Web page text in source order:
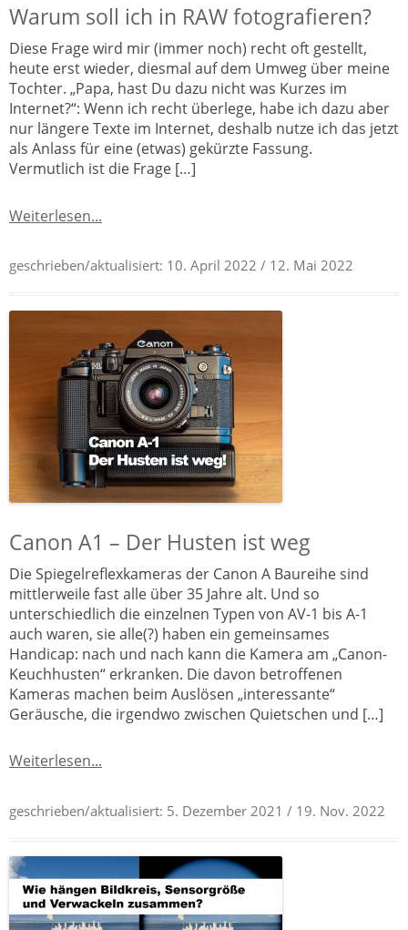
Warum soll ich in RAW fotografieren?
Diese Frage wird mir (immer noch) recht oft gestellt,
heute erst wieder, diesmal auf dem Umweg über meine
Tochter. „Papa, hast Du dazu nicht was Kurzes im
Internet?“: Wenn ich recht überlege, habe ich dazu aber
nur längere Texte im Internet, deshalb nutze ich das jetzt
als Anlass für eine (etwas) gekürzte Fassung.
Vermutlich ist die Frage […]
Weiterlesen...
geschrieben/aktualisiert: 10. April 2022 / 12. Mai 2022
Canon A1 – Der Husten ist weg
Die Spiegelreflexkameras der Canon A Baureihe sind
mittlerweile fast alle über 35 Jahre alt. Und so
unterschiedlich die einzelnen Typen von AV-1 bis A-1
auch waren, sie alle(?) haben ein gemeinsames
Handicap: nach und nach kann die Kamera am „Canon-
Keuchhusten“ erkranken. Die davon betroffenen
Kameras machen beim Auslösen „interessante“
Geräusche, die irgendwo zwischen Quietschen und […]
Weiterlesen...
geschrieben/aktualisiert: 5. Dezember 2021 / 19. Nov. 2022